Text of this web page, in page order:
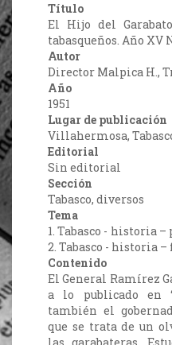
Título
El Hijo del
tabasqueños. Año XV
Autor
Director Malpica H.,
Año
1951
Lugar de publicación
Villahermosa,
Editorial
Sin editorial
Sección
Tabasco, diversos
Tema
1. Tabasco - historia
2. Tabasco - historia –
Contenido
El General Ramírez
a lo publicado en
también el
que se trata de un